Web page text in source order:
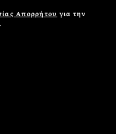
Απορρήτου για την